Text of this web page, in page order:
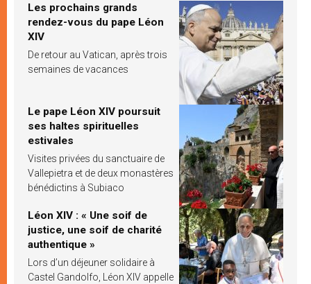
Les prochains grands
rendez-vous du pape Léon
XIV
De retour au Vatican, après trois
semaines de vacances
Le pape Léon XIV poursuit
ses haltes spirituelles
estivales
Visites privées du sanctuaire de
Vallepietra et de deux monastères
bénédictins à Subiaco
Léon XIV : « Une soif de
justice, une soif de charité
authentique »
Lors d’un déjeuner solidaire à
Castel Gandolfo, Léon XIV appelle